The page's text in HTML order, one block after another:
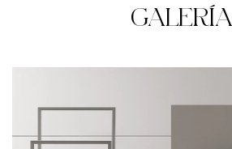
GALERÍA